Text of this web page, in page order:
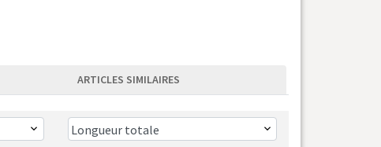
ARTICLES SIMILAIRES